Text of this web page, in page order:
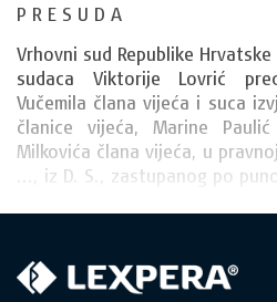
P R E S U D A
Vrhovni sud Republike
sudaca Viktorije Lovrić
Vučemila člana vijeća i suca
članice vijeća, Marine
Milkovića člana vijeća, u
..., iz D. S., zastupanog po